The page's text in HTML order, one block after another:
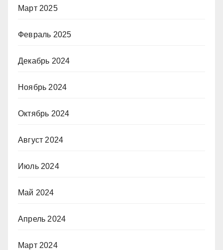
Март 2025
Февраль 2025
Декабрь 2024
Ноябрь 2024
Октябрь 2024
Август 2024
Июль 2024
Май 2024
Апрель 2024
Март 2024